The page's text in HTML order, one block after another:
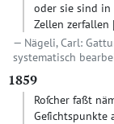
oder sie sind in
Zellen zerfallen
Nägeli, Carl:
systematisch
1859
Roſcher faßt
Geſichtspunkte